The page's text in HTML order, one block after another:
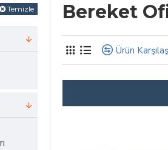
Temizle Bereket
Ürün